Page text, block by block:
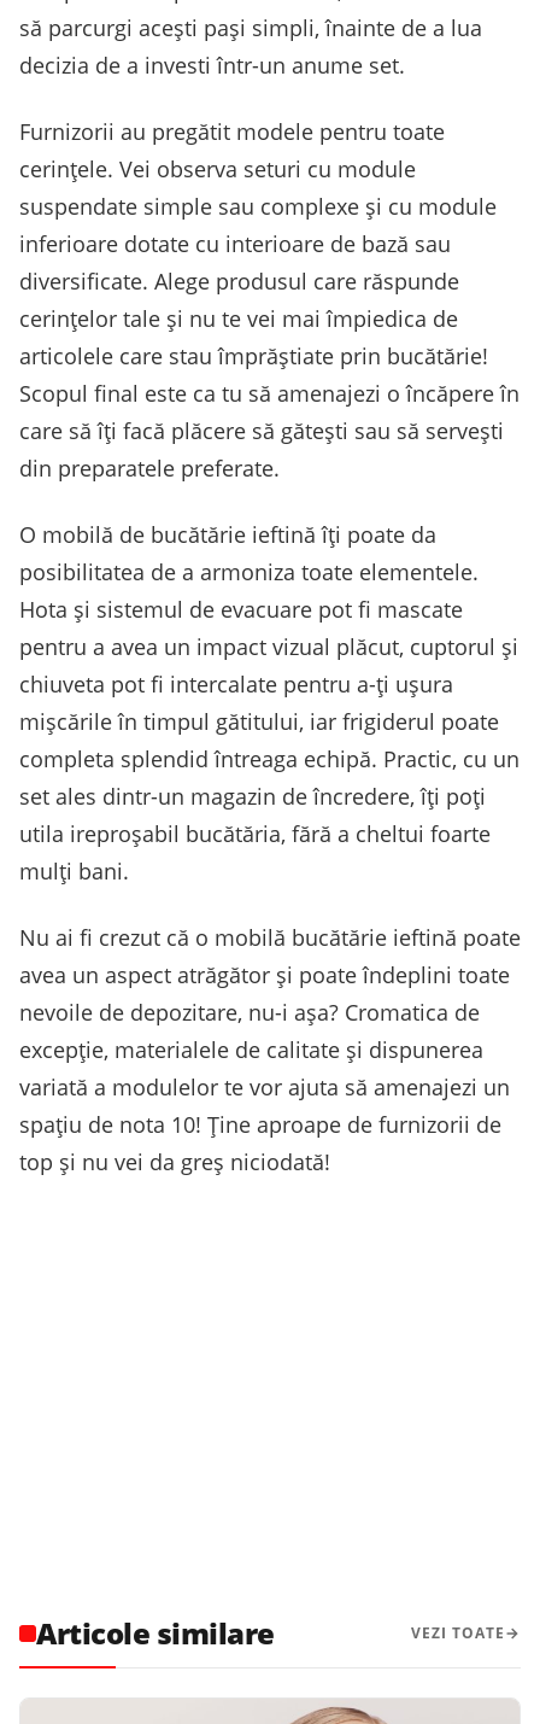
să parcurgi acești pași simpli, înainte de a lua
decizia de a investi într-un anume set.
Furnizorii au pregătit modele pentru toate
cerințele. Vei observa seturi cu module
suspendate simple sau complexe și cu module
inferioare dotate cu interioare de bază sau
diversificate. Alege produsul care răspunde
cerințelor tale și nu te vei mai împiedica de
articolele care stau împrăștiate prin bucătărie!
Scopul final este ca tu să amenajezi o încăpere în
care să îți facă plăcere să gătești sau să servești
din preparatele preferate.
O mobilă de bucătărie ieftină îți poate da
posibilitatea de a armoniza toate elementele.
Hota și sistemul de evacuare pot fi mascate
pentru a avea un impact vizual plăcut, cuptorul și
chiuveta pot fi intercalate pentru a-ți ușura
mișcările în timpul gătitului, iar frigiderul poate
completa splendid întreaga echipă. Practic, cu un
set ales dintr-un magazin de încredere, îți poți
utila ireproșabil bucătăria, fără a cheltui foarte
mulți bani.
Nu ai fi crezut că o mobilă bucătărie ieftină poate
avea un aspect atrăgător și poate îndeplini toate
nevoile de depozitare, nu-i așa? Cromatica de
excepție, materialele de calitate și dispunerea
variată a modulelor te vor ajuta să amenajezi un
spațiu de nota 10! Ține aproape de furnizorii de
top și nu vei da greș niciodată!
Articole similare VEZI TOATE